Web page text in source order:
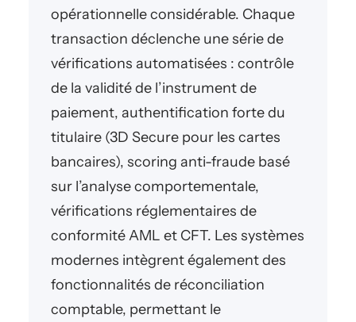
opérationnelle considérable. Chaque
transaction déclenche une série de
vérifications automatisées : contrôle
de la validité de l’instrument de
paiement, authentification forte du
titulaire (3D Secure pour les cartes
bancaires), scoring anti-fraude basé
sur l’analyse comportementale,
vérifications réglementaires de
conformité AML et CFT. Les systèmes
modernes intègrent également des
fonctionnalités de réconciliation
comptable, permettant le